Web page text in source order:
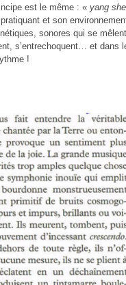
est le même : « yang
et son
sonores qui se
s’entrechoquent… et dans
!